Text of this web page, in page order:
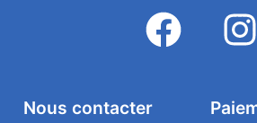
Nous contacter